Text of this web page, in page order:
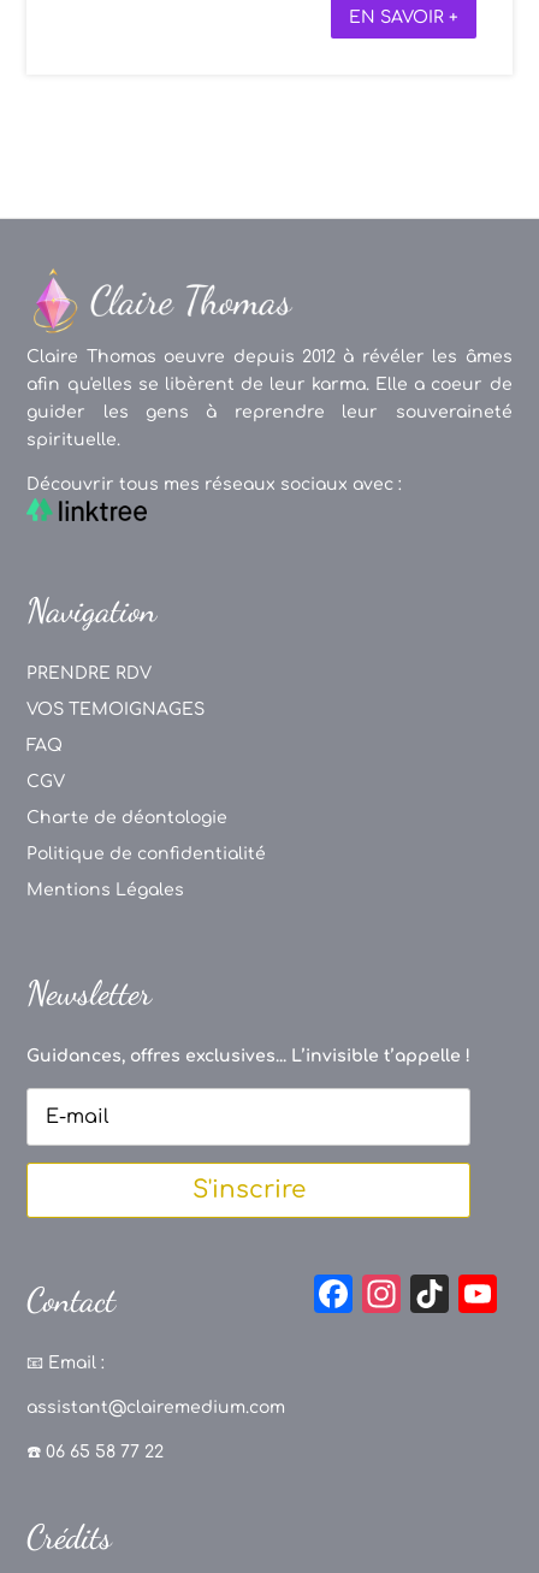
EN SAVOIR +
Claire Thomas oeuvre depuis 2012 à révéler les âmes
afin qu'elles se libèrent de leur karma. Elle a coeur de
guider les gens à reprendre leur souveraineté
spirituelle.
Découvrir tous mes réseaux sociaux avec :
Navigation
PRENDRE RDV
VOS TEMOIGNAGES
FAQ
CGV
Charte de déontologie
Politique de confidentialité
Mentions Légales
Newsletter
Guidances, offres exclusives... L’invisible t’appelle !
S'inscrire
Contact
📧 Email :
assistant@clairemedium.com
☎️ 06 65 58 77 22
F
In Ti
Crédits